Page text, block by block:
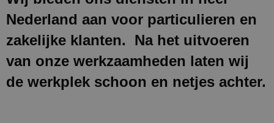
Nederland aan voor particulieren en
zakelijke klanten. Na het uitvoeren
van onze werkzaamheden laten wij
de werkplek schoon en netjes achter.